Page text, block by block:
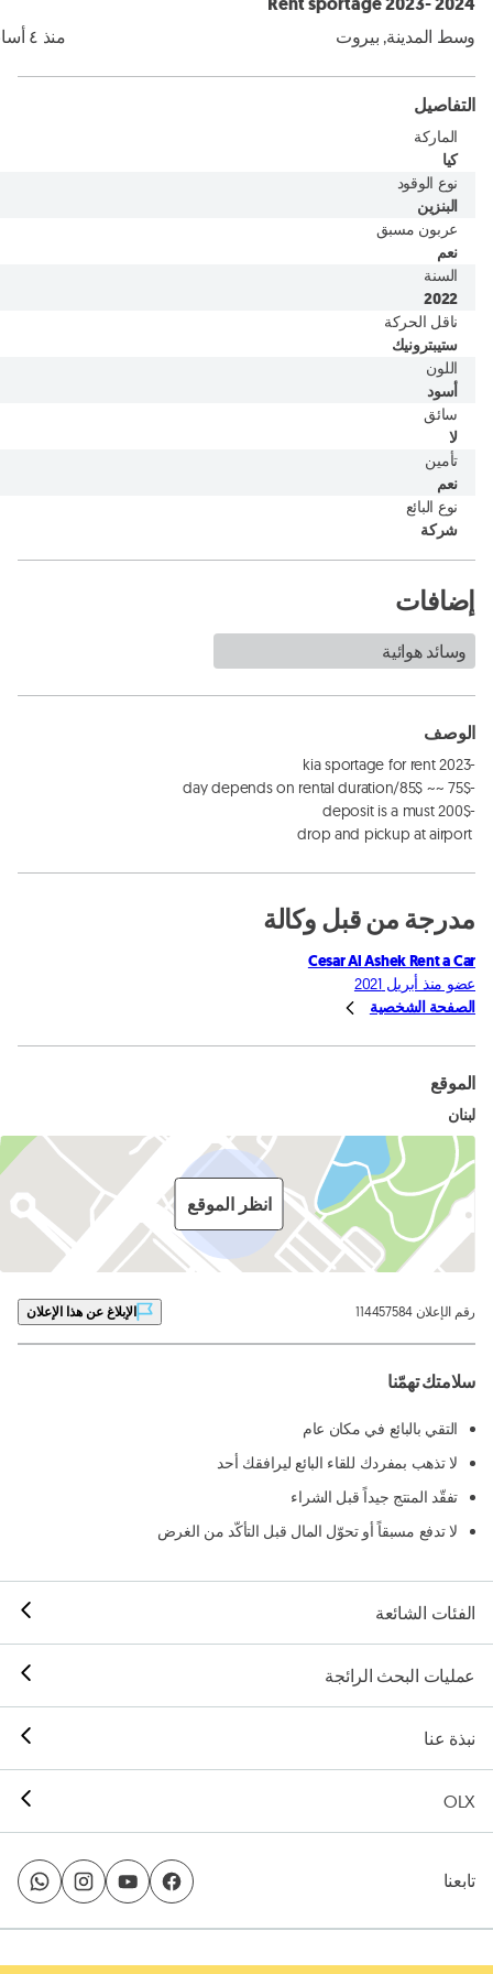
وسط المدينة, بيروت منذ ٤ أسابيع
التفاصيل
الماركة
كيا
نوع الوقود
البنزين
عربون مسبق
نعم
السنة
2022
ناقل الحركة
ستيبترونيك
اللون
أسود
سائق
لا
تأمين
نعم
نوع البائع
شركة
إضافات
وسائد هوائية
الوصف
drop and pickup at airport
مدرجة من قبل وكالة
Cesar Al Ashek Rent a Car
عضو منذ أبريل 2021
الصفحة الشخصية
الموقع
لبنان
انظر الموقع
رقم الإعلان 114457584 الإبلاغ عن هذا الإعلان
سلامتك تهمّنا
التقي بالبائع في مكان عام
لا تذهب بمفردك للقاء البائع ليرافقك أحد
تفقّد المنتج جيداً قبل الشراء
لا تدفع مسبقاً أو تحوّل المال قبل التأكّد من الغرض
الفئات الشائعة
عمليات البحث الرائجة
نبذة عنا
OLX
تابعنا